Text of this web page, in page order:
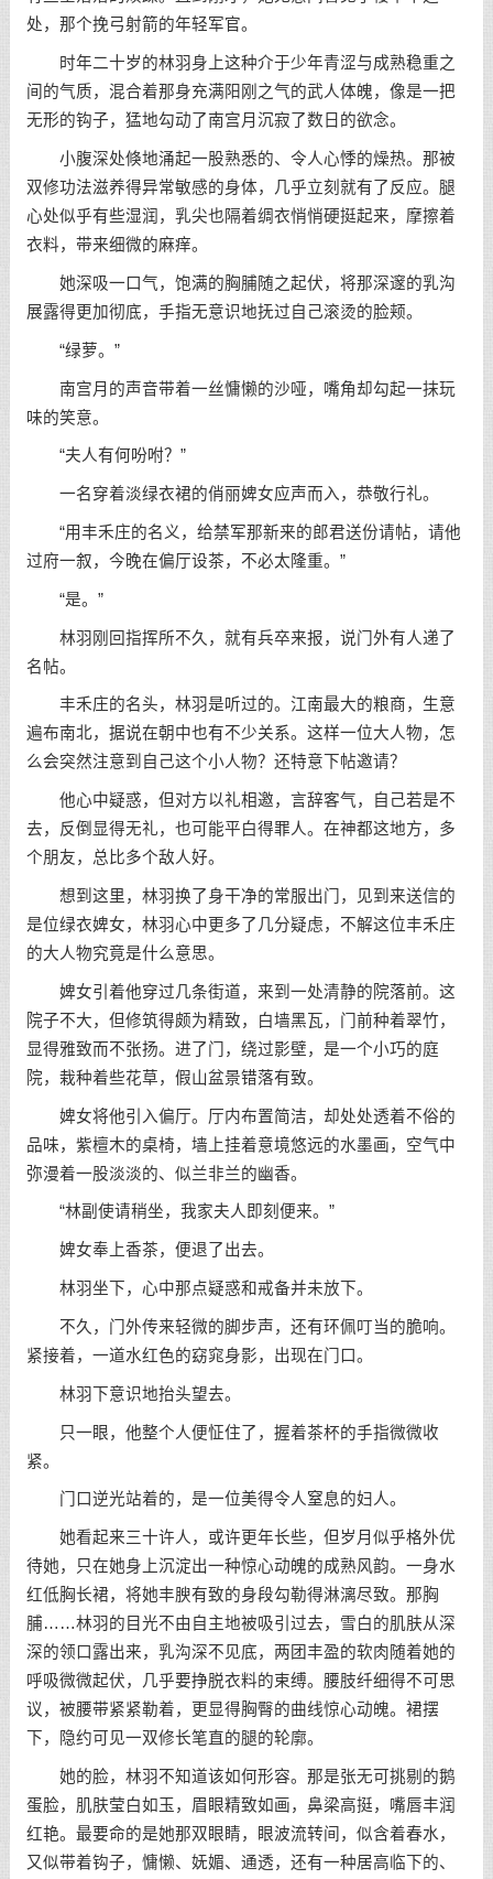
处，那个挽弓射箭的年轻军官。
时年二十岁的林羽身上这种介于少年青涩与成熟稳重之
间的气质，混合着那身充满阳刚之气的武人体魄，像是一把
无形的钩子，猛地勾动了南宫月沉寂了数日的欲念。
小腹深处倏地涌起一股熟悉的、令人心悸的燥热。那被
双修功法滋养得异常敏感的身体，几乎立刻就有了反应。腿
心处似乎有些湿润，乳尖也隔着绸衣悄悄硬挺起来，摩擦着
衣料，带来细微的麻痒。
她深吸一口气，饱满的胸脯随之起伏，将那深邃的乳沟
展露得更加彻底，手指无意识地抚过自己滚烫的脸颊。
“绿萝。”
南宫月的声音带着一丝慵懒的沙哑，嘴角却勾起一抹玩
味的笑意。
“夫人有何吩咐？”
一名穿着淡绿衣裙的俏丽婢女应声而入，恭敬行礼。
“用丰禾庄的名义，给禁军那新来的郎君送份请帖，请他
过府一叙，今晚在偏厅设茶，不必太隆重。”
“是。”
林羽刚回指挥所不久，就有兵卒来报，说门外有人递了
名帖。
丰禾庄的名头，林羽是听过的。江南最大的粮商，生意
遍布南北，据说在朝中也有不少关系。这样一位大人物，怎
么会突然注意到自己这个小人物？还特意下帖邀请？
他心中疑惑，但对方以礼相邀，言辞客气，自己若是不
去，反倒显得无礼，也可能平白得罪人。在神都这地方，多
个朋友，总比多个敌人好。
想到这里，林羽换了身干净的常服出门，见到来送信的
是位绿衣婢女，林羽心中更多了几分疑虑，不解这位丰禾庄
的大人物究竟是什么意思。
婢女引着他穿过几条街道，来到一处清静的院落前。这
院子不大，但修筑得颇为精致，白墙黑瓦，门前种着翠竹，
显得雅致而不张扬。进了门，绕过影壁，是一个小巧的庭
院，栽种着些花草，假山盆景错落有致。
婢女将他引入偏厅。厅内布置简洁，却处处透着不俗的
品味，紫檀木的桌椅，墙上挂着意境悠远的水墨画，空气中
弥漫着一股淡淡的、似兰非兰的幽香。
“林副使请稍坐，我家夫人即刻便来。”
婢女奉上香茶，便退了出去。
林羽坐下，心中那点疑惑和戒备并未放下。
不久，门外传来轻微的脚步声，还有环佩叮当的脆响。
紧接着，一道水红色的窈窕身影，出现在门口。
林羽下意识地抬头望去。
只一眼，他整个人便怔住了，握着茶杯的手指微微收
紧。
门口逆光站着的，是一位美得令人窒息的妇人。
她看起来三十许人，或许更年长些，但岁月似乎格外优
待她，只在她身上沉淀出一种惊心动魄的成熟风韵。一身水
红低胸长裙，将她丰腴有致的身段勾勒得淋漓尽致。那胸
脯……林羽的目光不由自主地被吸引过去，雪白的肌肤从深
深的领口露出来，乳沟深不见底，两团丰盈的软肉随着她的
呼吸微微起伏，几乎要挣脱衣料的束缚。腰肢纤细得不可思
议，被腰带紧紧勒着，更显得胸臀的曲线惊心动魄。裙摆
下，隐约可见一双修长笔直的腿的轮廓。
她的脸，林羽不知道该如何形容。那是张无可挑剔的鹅
蛋脸，肌肤莹白如玉，眉眼精致如画，鼻梁高挺，嘴唇丰润
红艳。最要命的是她那双眼睛，眼波流转间，似含着春水，
又似带着钩子，慵懒、妩媚、通透，还有一种居高临下的、